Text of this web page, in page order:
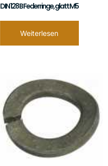
DIN 128 B Federringe, glatt M5
Weiterlesen